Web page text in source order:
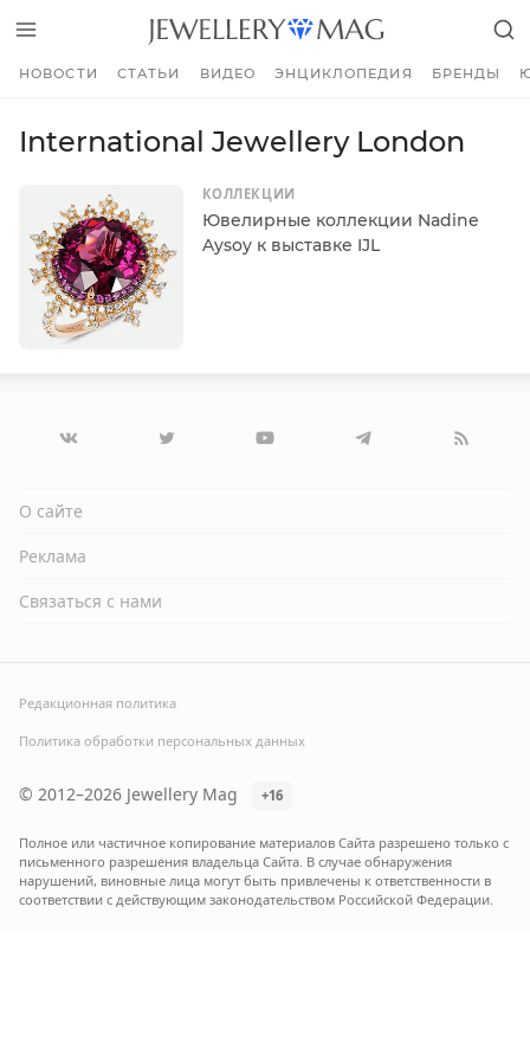
НОВОСТИ СТАТЬИ ВИДЕО ЭНЦИКЛОПЕДИЯ БРЕНДЫ
International Jewellery London
КОЛЛЕКЦИИ
Ювелирные коллекции Nadine
Aysoy к выставке IJL
О сайте
Реклама
Связаться с нами
© 2012–2026 Jewellery Mag +16
Редакционная политика
Политика обработки персональных данных
Полное или частичное копирование материалов Сайта разрешено только с
письменного разрешения владельца Сайта. В случае обнаружения
нарушений, виновные лица могут быть привлечены к ответственности в
соответствии с действующим законодательством Российской Федерации.